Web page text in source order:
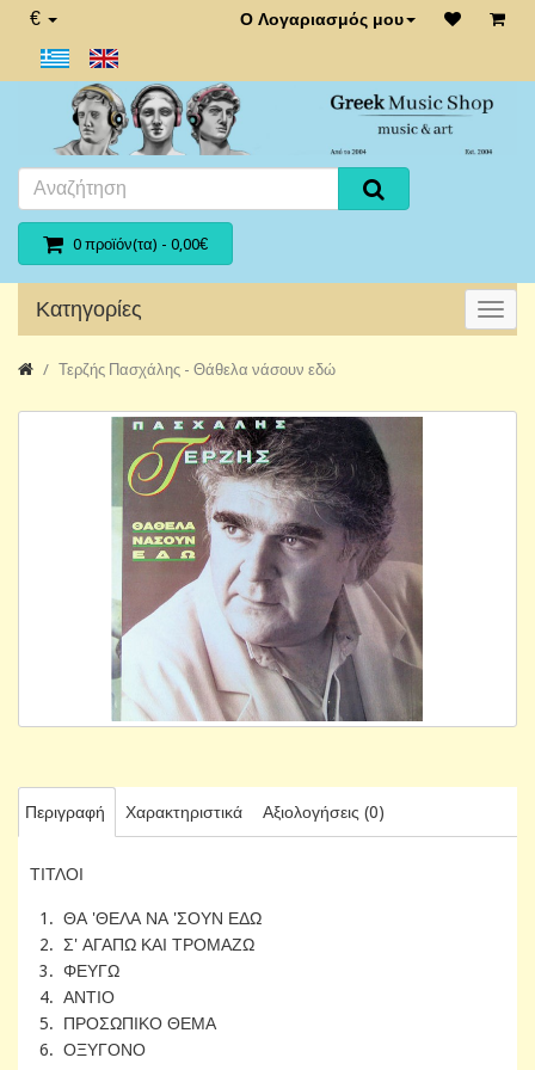
€ Ο Λογαριασμός μου
0 προϊόν(τα) - 0,00€
Κατηγορίες
Τερζής Πασχάλης - Θάθελα νάσουν εδώ
Περιγραφή Χαρακτηριστικά Αξιολογήσεις (0)
ΤΙΤΛΟΙ
1. ΘΑ 'ΘΕΛΑ ΝΑ 'ΣΟΥΝ ΕΔΩ
2. Σ' ΑΓΑΠΩ ΚΑΙ ΤΡΟΜΑΖΩ
3. ΦΕΥΓΩ
4. ΑΝΤΙΟ
5. ΠΡΟΣΩΠΙΚΟ ΘΕΜΑ
6. ΟΞΥΓΟΝΟ